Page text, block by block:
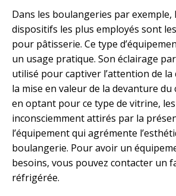
Dans les boulangeries par exemple,
dispositifs les plus employés sont
pour pâtisserie. Ce type
un usage pratique. Son éclairage
utilisé pour captiver l’attention de
la mise en valeur de la devanture du
en optant pour ce type de vitrine,
inconsciemment attirés par la
l’équipement qui agrémente
boulangerie. Pour avoir un
besoins, vous pouvez contacter un
réfrigérée.